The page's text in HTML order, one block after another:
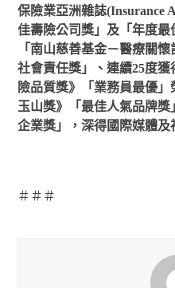
保險業亞洲雜誌(Insurance
佳壽險公司獎」及「年度
「南山慈善基金－醫療關
社會責任獎」、連續25度
險品質獎》「業務員最優
玉山獎》「最佳人氣品牌
企業獎」，深得國際媒體及
＃＃＃